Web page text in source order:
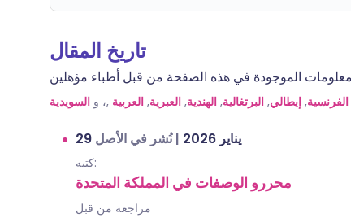
تاريخ المقال
الفرنسية, إيطالي, البرتغالية, الهندية, العبرية, العربية ,، و السويدية
29 يناير 2026 |نُشر في الأصل
كتبه:
محررو الوصفات في المملكة المتحدة
مراجعة من قبل